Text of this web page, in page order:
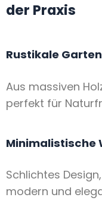
der Praxis
Rustikale
Aus massiven
perfekt für
Minimalistische
Schlichtes
modern und